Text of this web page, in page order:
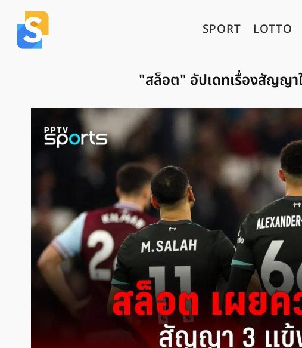
SPORT LOTTO
"สล็อต" อัปเดทเรื่องสัญญา